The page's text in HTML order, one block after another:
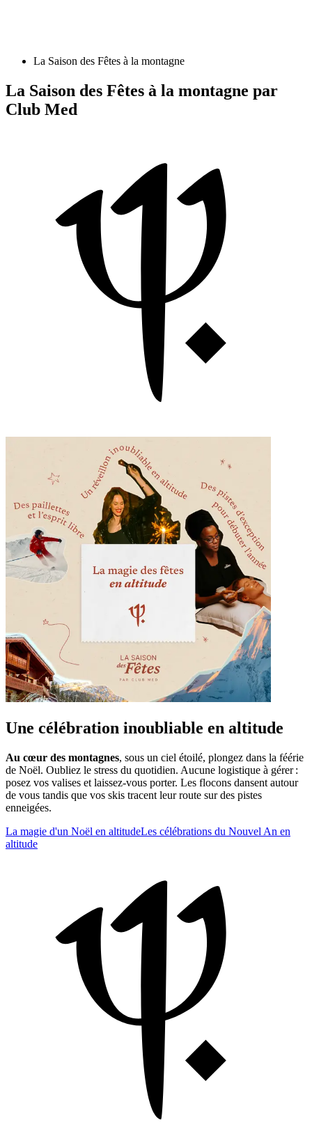
La Saison des Fêtes à la montagne
La Saison des Fêtes à la montagne par
Club Med​
Une célébration inoubliable en altitude
Au cœur des montagnes, sous un ciel étoilé, plongez dans la féérie
de Noël. Oubliez le stress du quotidien. Aucune logistique à gérer :
posez vos valises et laissez-vous porter. Les flocons dansent autour
de vous tandis que vos skis tracent leur route sur des pistes
enneigées.
La magie d'un Noël en altitude​Les célébrations du Nouvel An en
altitude​